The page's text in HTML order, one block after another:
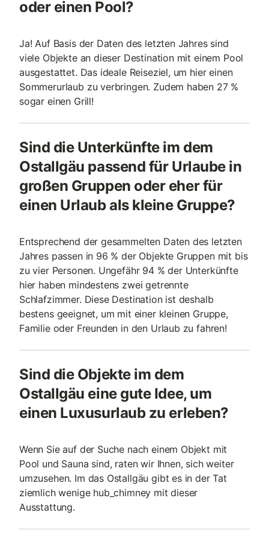
oder einen Pool?
Ja! Auf Basis der Daten des letzten Jahres sind
viele Objekte an dieser Destination mit einem Pool
ausgestattet. Das ideale Reiseziel, um hier einen
Sommerurlaub zu verbringen. Zudem haben 27 %
sogar einen Grill!
Sind die Unterkünfte im dem
Ostallgäu passend für Urlaube in
großen Gruppen oder eher für
einen Urlaub als kleine Gruppe?
Entsprechend der gesammelten Daten des letzten
Jahres passen in 96 % der Objekte Gruppen mit bis
zu vier Personen. Ungefähr 94 % der Unterkünfte
hier haben mindestens zwei getrennte
Schlafzimmer. Diese Destination ist deshalb
bestens geeignet, um mit einer kleinen Gruppe,
Familie oder Freunden in den Urlaub zu fahren!
Sind die Objekte im dem
Ostallgäu eine gute Idee, um
einen Luxusurlaub zu erleben?
Wenn Sie auf der Suche nach einem Objekt mit
Pool und Sauna sind, raten wir Ihnen, sich weiter
umzusehen. Im das Ostallgäu gibt es in der Tat
ziemlich wenige hub_chimney mit dieser
Ausstattung.